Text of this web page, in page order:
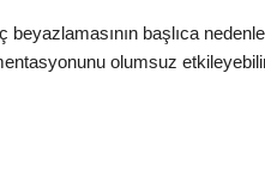
başlıca
olumsuz